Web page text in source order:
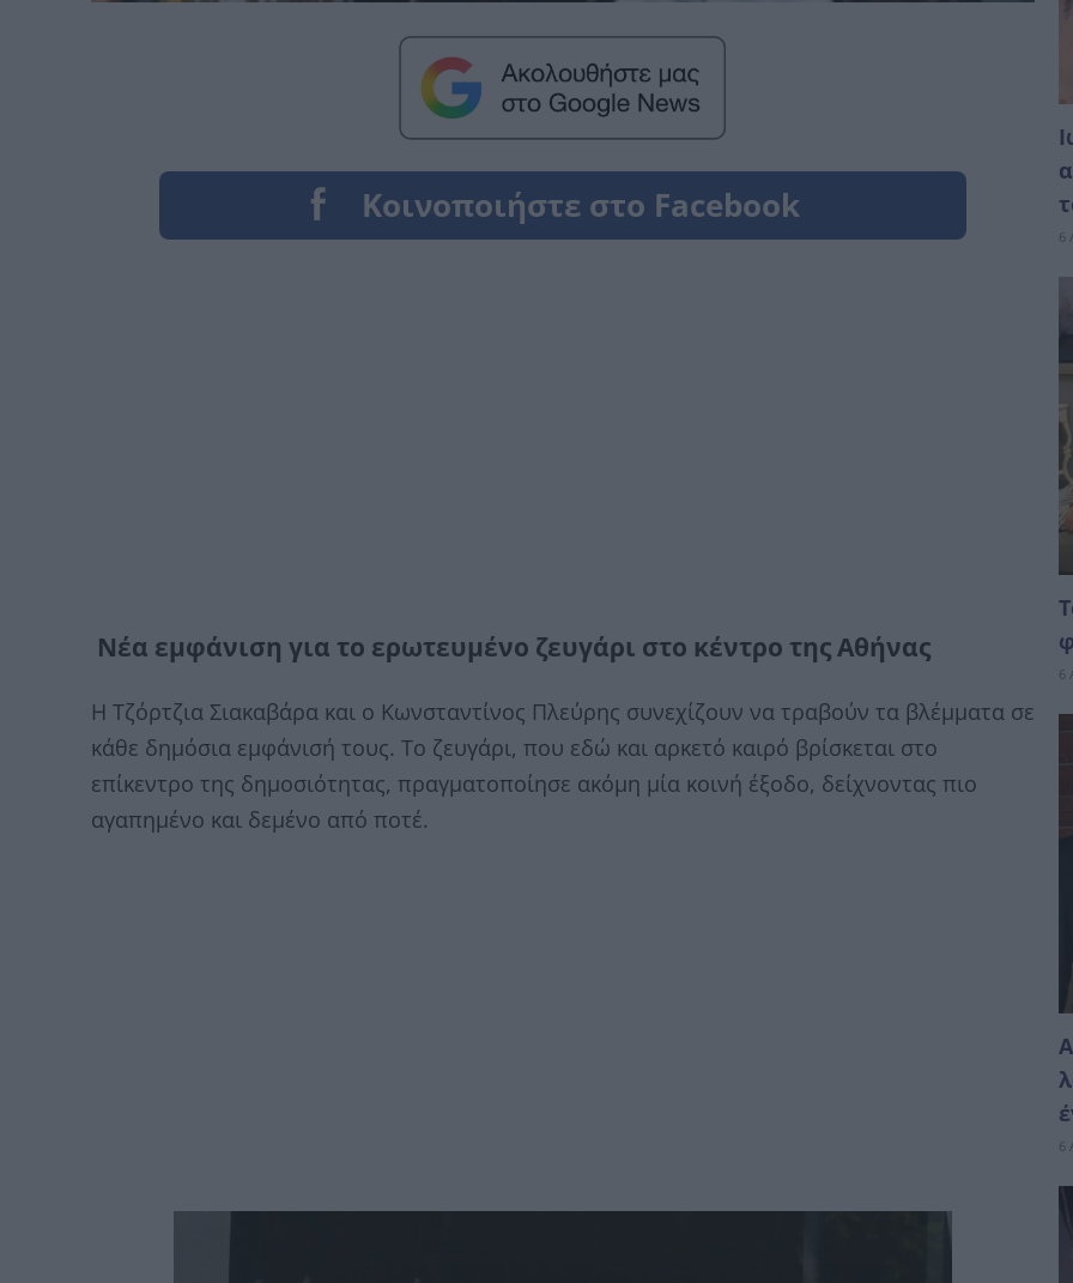
Νέα εμφάνιση για το ερωτευμένο ζευγάρι στο κέντρο της Αθήνας
Η Τζόρτζια Σιακαβάρα και ο Κωνσταντίνος Πλεύρης συνεχίζουν να τραβούν τα βλέμματα σε
κάθε δημόσια εμφάνισή τους. Το ζευγάρι, που εδώ και αρκετό καιρό βρίσκεται στο
επίκεντρο της δημοσιότητας, πραγματοποίησε ακόμη μία κοινή έξοδο, δείχνοντας πιο
αγαπημένο και δεμένο από ποτέ.
6
6
6